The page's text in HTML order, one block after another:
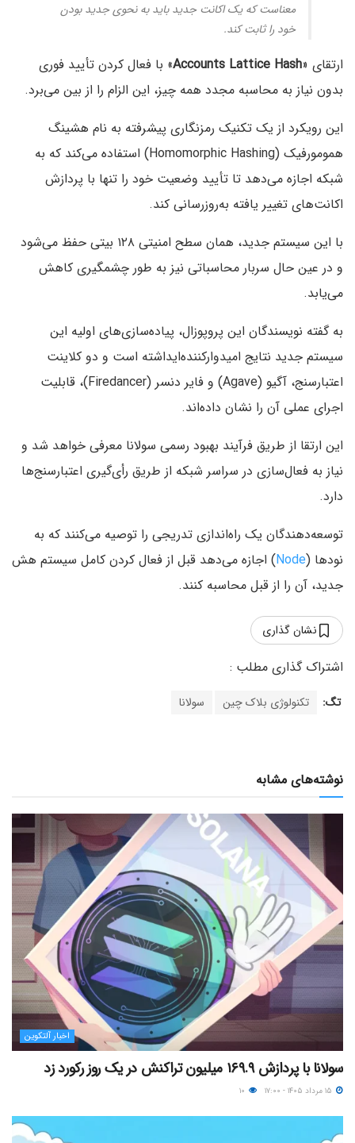
معناست که یک اکانت جدید باید به نحوی جدید بودن
خود را ثابت کند.
ارتقای «Accounts Lattice Hash» با فعال کردن تأیید فوری
بدون نیاز به محاسبه مجدد همه چیز، این الزام را از بین می‌برد.
این رویکرد از یک تکنیک رمزنگاری پیشرفته به نام هشینگ
همومورفیک (Homomorphic Hashing) استفاده می‌کند که به
شبکه اجازه می‌دهد تا تأیید وضعیت خود را تنها با پردازش
اکانت‌های تغییر یافته به‌روزرسانی کند.
با این سیستم جدید، همان سطح امنیتی ۱۲۸ بیتی حفظ می‌شود
و در عین حال سربار محاسباتی نیز به طور چشمگیری کاهش
می‌یابد.
به گفته نویسندگان این پروپوزال، پیاده‌سازی‌های اولیه این
سیستم جدید نتایج امیدوارکننده‌ایداشته است و دو کلاینت
اعتبارسنج، آگیو (Agave) و فایر دنسر (Firedancer)، قابلیت
اجرای عملی آن را نشان داده‌اند.
این ارتقا از طریق فرآیند بهبود رسمی سولانا معرفی خواهد شد و
نیاز به فعال‌سازی در سراسر شبکه از طریق رأی‌گیری اعتبارسنج‌ها
دارد.
توسعه‌دهندگان یک راه‌اندازی تدریجی را توصیه می‌کنند که به
نودها (Node) اجازه می‌دهد قبل از فعال کردن کامل سیستم هش
جدید، آن را از قبل محاسبه کنند.
نشان گذاری
تگ: تکنولوژی بلاک چین سولانا
نوشته‌های مشابه
اخبار آلتکوین
سولانا با پردازش ۱۶۹.۹ میلیون تراکنش در یک روز رکورد زد